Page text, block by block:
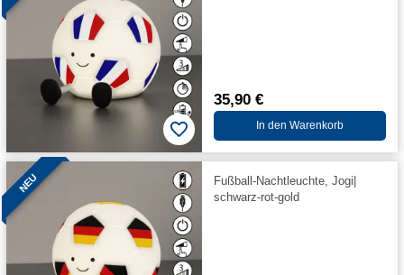
35,90 €
In den Warenkorb
NEU
Fußball-Nachtleuchte, Jogi|
schwarz-rot-gold